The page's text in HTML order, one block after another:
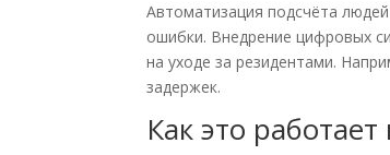
Автоматизация подсчёта
ошибки. Внедрение цифровых
на уходе за резидентами.
задержек.
Как это